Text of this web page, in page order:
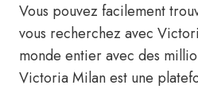
Vous pouvez facilement
vous recherchez avec
monde entier avec des
Victoria Milan est une